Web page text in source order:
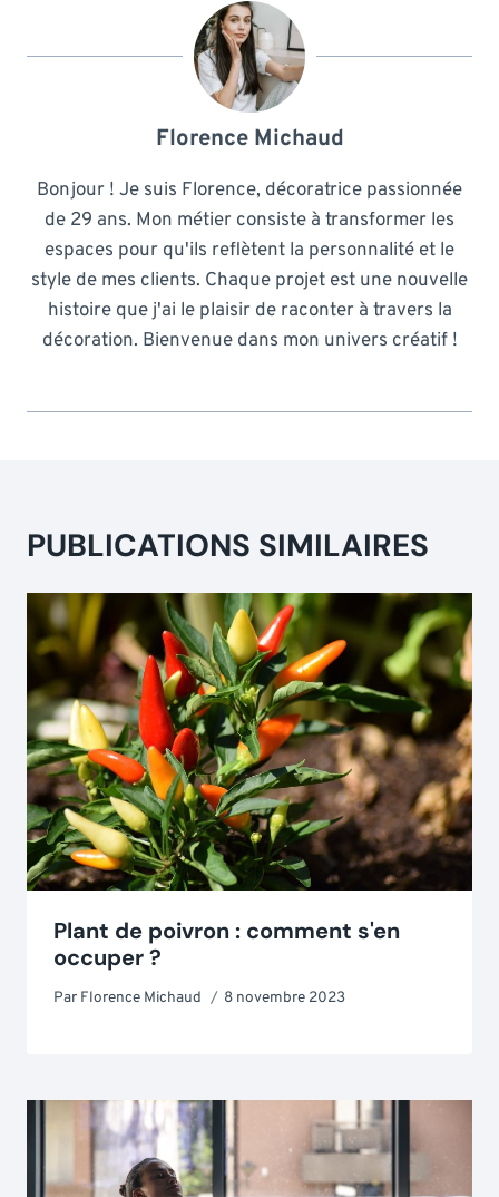
Florence Michaud
Bonjour ! Je suis Florence, décoratrice passionnée
de 29 ans. Mon métier consiste à transformer les
espaces pour qu'ils reflètent la personnalité et le
style de mes clients. Chaque projet est une nouvelle
histoire que j'ai le plaisir de raconter à travers la
décoration. Bienvenue dans mon univers créatif !
PUBLICATIONS SIMILAIRES
Plant de poivron : comment s'en
occuper ?
Par Florence Michaud 8 novembre 2023